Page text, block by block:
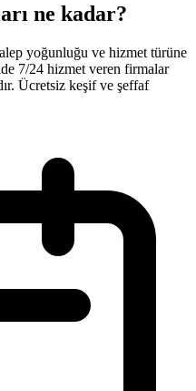
ne kadar?
yoğunluğu ve hizmet türüne
7/24 hizmet veren firmalar
Ücretsiz keşif ve şeffaf